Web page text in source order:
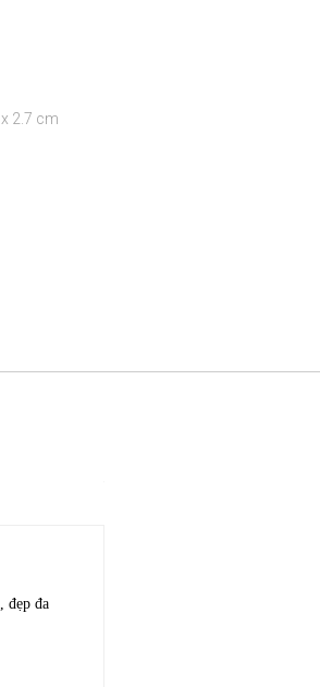
2.7 cm
đẹp đa